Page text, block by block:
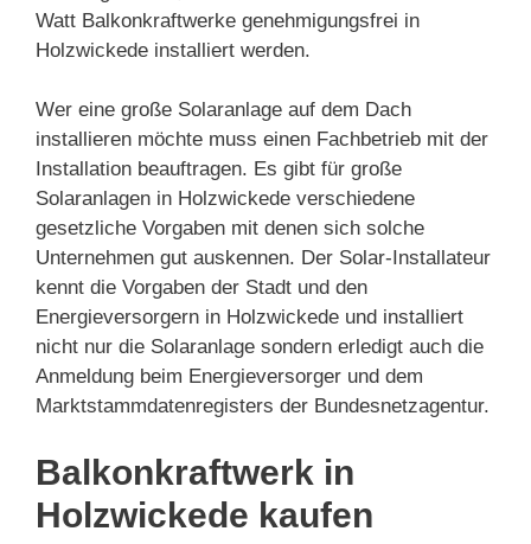
Watt Balkonkraftwerke genehmigungsfrei in
Holzwickede installiert werden.
Wer eine große Solaranlage auf dem Dach
installieren möchte muss einen Fachbetrieb mit der
Installation beauftragen. Es gibt für große
Solaranlagen in Holzwickede verschiedene
gesetzliche Vorgaben mit denen sich solche
Unternehmen gut auskennen. Der Solar-Installateur
kennt die Vorgaben der Stadt und den
Energieversorgern in Holzwickede und installiert
nicht nur die Solaranlage sondern erledigt auch die
Anmeldung beim Energieversorger und dem
Marktstammdatenregisters der Bundesnetzagentur.
Balkonkraftwerk in
Holzwickede kaufen